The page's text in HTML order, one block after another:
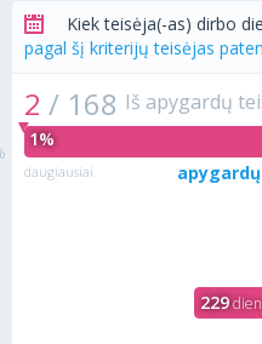
Kiek teisėja(-as) dirbo
pagal šį kriterijų teisėjas
2 / 168 Iš apygardų
1%
daugiausiai
229